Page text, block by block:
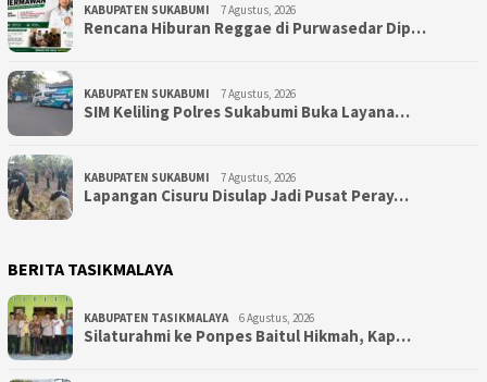
KABUPATEN SUKABUMI 7 Agustus, 2026
Rencana Hiburan Reggae di Purwasedar Dip…
KABUPATEN SUKABUMI 7 Agustus, 2026
SIM Keliling Polres Sukabumi Buka Layana…
KABUPATEN SUKABUMI 7 Agustus, 2026
Lapangan Cisuru Disulap Jadi Pusat Peray…
BERITA TASIKMALAYA
KABUPATEN TASIKMALAYA 6 Agustus, 2026
Silaturahmi ke Ponpes Baitul Hikmah, Kap…